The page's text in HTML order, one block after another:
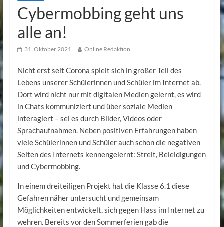
Cybermobbing geht uns
alle an!
31. Oktober 2021 Online Redaktion
Nicht erst seit Corona spielt sich in großer Teil des
Lebens unserer Schülerinnen und Schüler im Internet ab.
Dort wird nicht nur mit digitalen Medien gelernt, es wird
in Chats kommuniziert und über soziale Medien
interagiert – sei es durch Bilder, Videos oder
Sprachaufnahmen. Neben positiven Erfahrungen haben
viele Schülerinnen und Schüler auch schon die negativen
Seiten des Internets kennengelernt: Streit, Beleidigungen
und Cybermobbing.
In einem dreiteiligen Projekt hat die Klasse 6.1 diese
Gefahren näher untersucht und gemeinsam
Möglichkeiten entwickelt, sich gegen Hass im Internet zu
wehren. Bereits vor den Sommerferien gab die